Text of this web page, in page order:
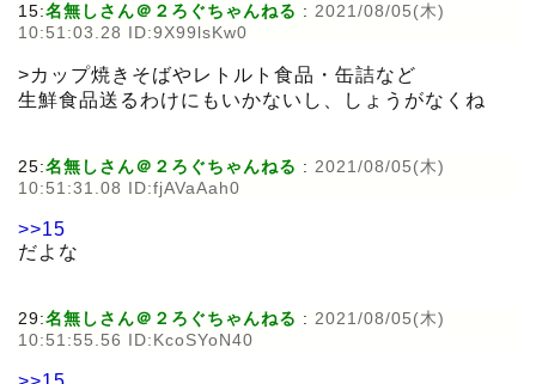
15:名無しさん＠２ろぐちゃんねる : 2021/08/05(木)
10:51:03.28 ID:9X99lsKw0
>カップ焼きそばやレトルト食品・缶詰など
生鮮食品送るわけにもいかないし、しょうがなくね
25:名無しさん＠２ろぐちゃんねる : 2021/08/05(木)
10:51:31.08 ID:fjAVaAah0
>>15
だよな
29:名無しさん＠２ろぐちゃんねる : 2021/08/05(木)
10:51:55.56 ID:KcoSYoN40